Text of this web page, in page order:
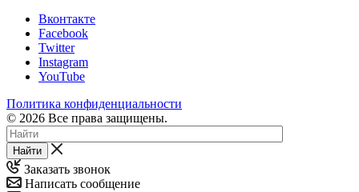
Вконтакте
Facebook
Twitter
Instagram
YouTube
Политика конфиденциальности
© 2026 Все права защищены.
Найти
Заказать звонок
Написать сообщение